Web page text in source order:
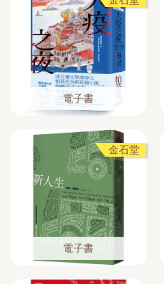
電子書
金石堂
電子書